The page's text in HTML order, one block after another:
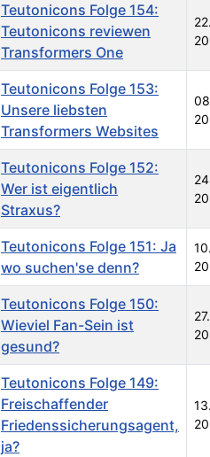
Teutonicons Folge 154:
Teutonicons reviewen
Transformers One
Teutonicons Folge 153:
Unsere liebsten
Transformers Websites
Teutonicons Folge 152:
Wer ist eigentlich
Straxus?
Teutonicons Folge 151: Ja
wo suchen'se denn?
Teutonicons Folge 150:
Wieviel Fan-Sein ist
gesund?
Teutonicons Folge 149:
Freischaffender
Friedenssicherungsagent,
ja?